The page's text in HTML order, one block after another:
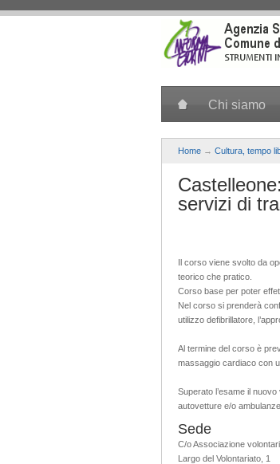
Chi siamo
Home → Cultura, tempo
servizi di
Il corso viene svolto da
teorico che pratico.
Corso base per poter
Nel corso si prenderà
utilizzo defibrillatore,
Al termine del corso è
massaggio cardiaco con
Superato l’esame il
autovetture e/o ambulanze.
Sede
C/o Associazione
Largo del Volontariato, 1